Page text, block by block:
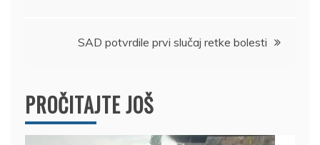
SAD potvrdile prvi slučaj retke bolesti
PROČITAJTE JOŠ